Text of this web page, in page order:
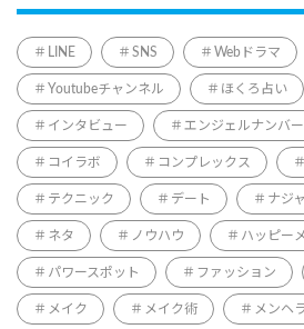
LINE SNS Webドラマ
Youtubeチャンネル ほくろ占い
インタビュー エンジェルナンバー
コイラボ コンプレックス
テクニック デート ナジ
ネタ ノウハウ ハッピー
パワースポット ファッション
メイク メイク術 メンヘ